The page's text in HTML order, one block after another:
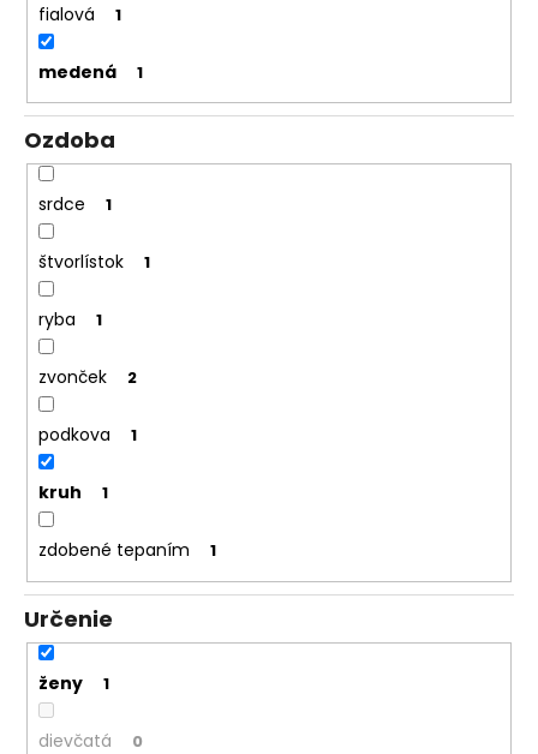
fialová 1
medená 1
Ozdoba
srdce 1
štvorlístok 1
ryba 1
zvonček 2
podkova 1
kruh 1
zdobené tepaním 1
Určenie
ženy 1
dievčatá 0